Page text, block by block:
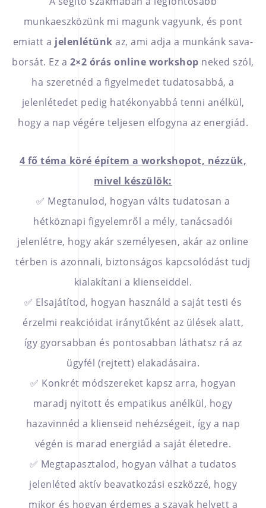
munkaeszközünk mi magunk vagyunk, és pont
emiatt a jelenlétünk az, ami adja a munkánk sava-
borsát. Ez a 2×2 órás online workshop neked szól,
ha szeretnéd a figyelmedet tudatosabbá, a
jelenlétedet pedig hatékonyabbá tenni anélkül,
hogy a nap végére teljesen elfogyna az energiád.
4 fő téma köré építem a workshopot, nézzük,
mivel készülök:
✅ Megtanulod, hogyan válts tudatosan a
hétköznapi figyelemről a mély, tanácsadói
jelenlétre, hogy akár személyesen, akár az online
térben is azonnali, biztonságos kapcsolódást tudj
kialakítani a klienseiddel.
✅ Elsajátítod, hogyan használd a saját testi és
érzelmi reakcióidat iránytűként az ülések alatt,
így gyorsabban és pontosabban láthatsz rá az
ügyfél (rejtett) elakadásaira.
✅ Konkrét módszereket kapsz arra, hogyan
maradj nyitott és empatikus anélkül, hogy
hazavinnéd a klienseid nehézségeit, így a nap
végén is marad energiád a saját életedre.
✅ Megtapasztalod, hogyan válhat a tudatos
jelenléted aktív beavatkozási eszközzé, hogy
mikor és hogyan érdemes a szavak helyett a